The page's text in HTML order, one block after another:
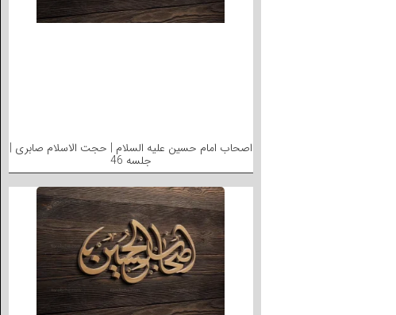
اصحاب امام حسین علیه السلام | حجت الاسلام صابری |
جلسه 46